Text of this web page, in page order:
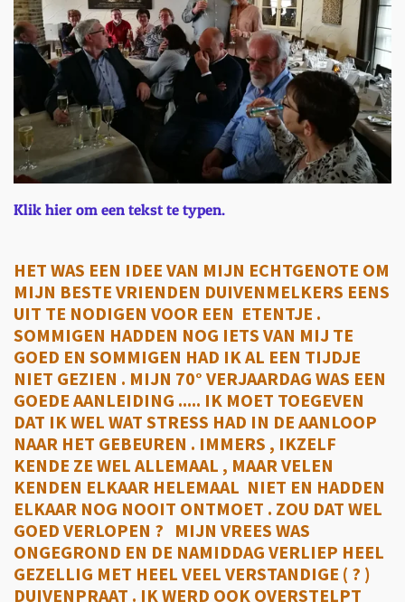
Klik hier om een tekst te typen.
HET WAS EEN IDEE VAN MIJN ECHTGENOTE OM
MIJN BESTE VRIENDEN DUIVENMELKERS EENS
UIT TE NODIGEN VOOR EEN ETENTJE .
SOMMIGEN HADDEN NOG IETS VAN MIJ TE
GOED EN SOMMIGEN HAD IK AL EEN TIJDJE
NIET GEZIEN . MIJN 70° VERJAARDAG WAS EEN
GOEDE AANLEIDING ..... IK MOET TOEGEVEN
DAT IK WEL WAT STRESS HAD IN DE AANLOOP
NAAR HET GEBEUREN . IMMERS , IKZELF
KENDE ZE WEL ALLEMAAL , MAAR VELEN
KENDEN ELKAAR HELEMAAL NIET EN HADDEN
ELKAAR NOG NOOIT ONTMOET . ZOU DAT WEL
GOED VERLOPEN ? MIJN VREES WAS
ONGEGROND EN DE NAMIDDAG VERLIEP HEEL
GEZELLIG MET HEEL VEEL VERSTANDIGE ( ? )
DUIVENPRAAT . IK WERD OOK OVERSTELPT